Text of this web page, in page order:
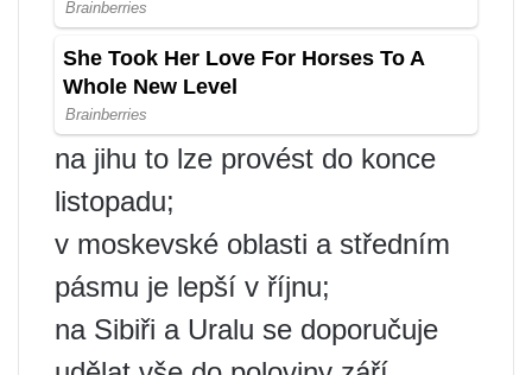
na jihu to lze provést do konce
listopadu;
v moskevské oblasti a středním
pásmu je lepší v říjnu;
na Sibiři a Uralu se doporučuje